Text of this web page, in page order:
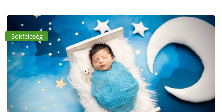
Sokféleség